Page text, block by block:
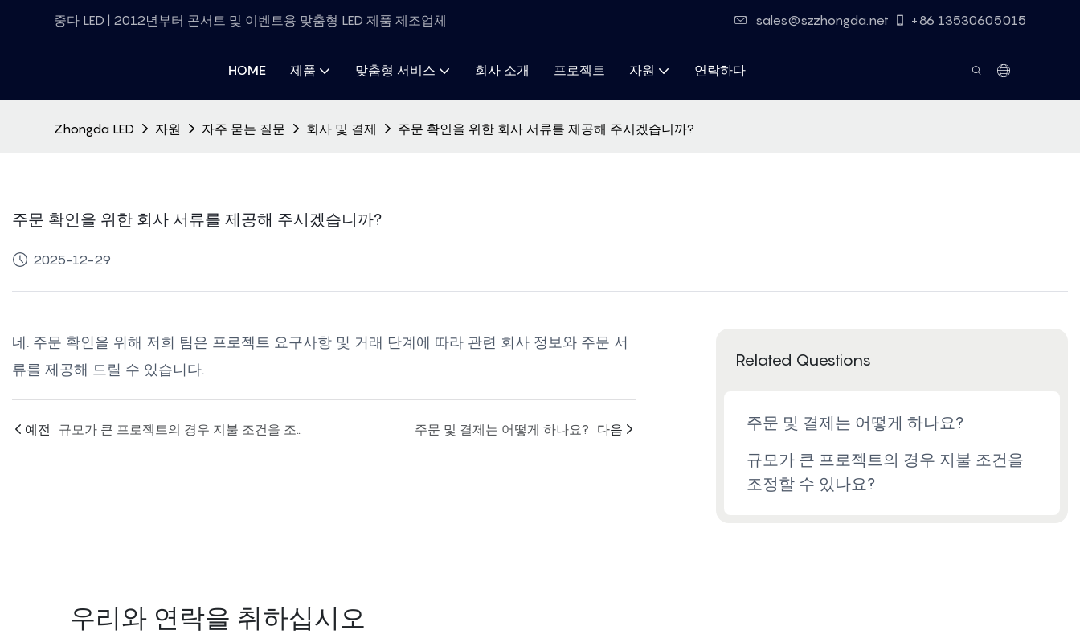
중다 LED | 2012년부터 콘서트 및 이벤트용 맞춤형 LED 제품 제조업체 sales@szzhongda.net +86 13530605015
HOME 제품 맞춤형 서비스 회사 소개 프로젝트 자원 연락하다
Zhongda LED 자원 자주 묻는 질문 회사 및 결제 주문 확인을 위한 회사 서류를 제공해 주시겠습니까?
주문 확인을 위한 회사 서류를 제공해 주시겠습니까?
2025-12-29
네. 주문 확인을 위해 저희 팀은 프로젝트 요구사항 및 거래 단계에 따라 관련 회사 정보와 주문 서
류를 제공해 드릴 수 있습니다.
예전 규모가 큰 프로젝트의 경우 지불 조건을 조정할 수 있나요? 주문 및 결제는 어떻게 하나요? 다음
Related Questions
주문 및 결제는 어떻게 하나요?
규모가 큰 프로젝트의 경우 지불 조건을
조정할 수 있나요?
우리와 연락을 취하십시오